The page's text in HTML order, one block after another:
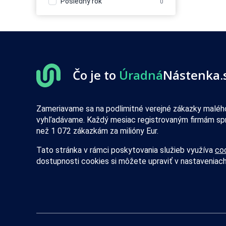
Čo je to Úradná
Zameriavame sa na podlimitné verejné zákazky
vyhľadávame. Každý mesiac registrovaným firmám
než 1 072 zákazkám za milióny Eur.
Tato stránka v rámci poskytovania služieb využíva
dostupnosti cookies si môžete upraviť v